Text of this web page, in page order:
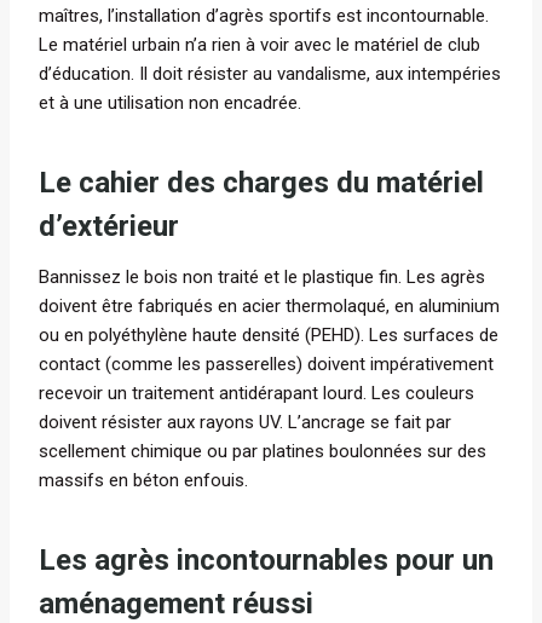
maîtres, l’installation d’agrès sportifs est incontournable.
Le matériel urbain n’a rien à voir avec le matériel de club
d’éducation. Il doit résister au vandalisme, aux intempéries
et à une utilisation non encadrée.
Le cahier des charges du matériel
d’extérieur
Bannissez le bois non traité et le plastique fin. Les agrès
doivent être fabriqués en acier thermolaqué, en aluminium
ou en polyéthylène haute densité (PEHD). Les surfaces de
contact (comme les passerelles) doivent impérativement
recevoir un traitement antidérapant lourd. Les couleurs
doivent résister aux rayons UV. L’ancrage se fait par
scellement chimique ou par platines boulonnées sur des
massifs en béton enfouis.
Les agrès incontournables pour un
aménagement réussi